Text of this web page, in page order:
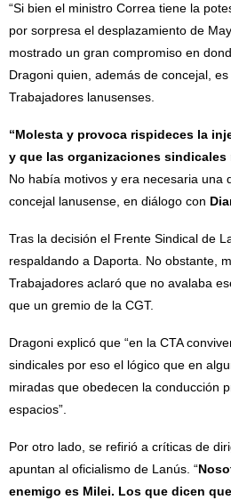
“Si bien el ministro Correa tiene la
por sorpresa el desplazamiento de
mostrado un gran compromiso en
Dragoni quien, además de concejal,
Trabajadores lanusenses.
“Molesta y provoca rispideces la
y que las organizaciones
No había motivos y era necesaria una
concejal lanusense, en diálogo con
Tras la decisión el Frente Sindical de
respaldando a Daporta. No obstante,
Trabajadores aclaró que no avalaba
que un gremio de la CGT.
Dragoni explicó que “en la CTA
sindicales por eso el lógico que en
miradas que obedecen la conducción
espacios”.
Por otro lado, se refirió a críticas de
apuntan al oficialismo de Lanús. “
enemigo es Milei. Los que dicen